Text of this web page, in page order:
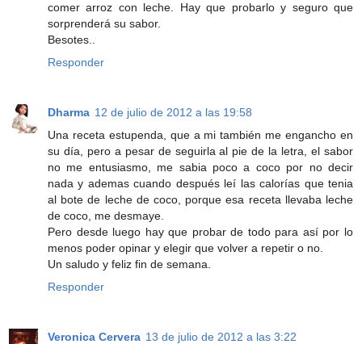
comer arroz con leche. Hay que probarlo y seguro que
sorprenderá su sabor.
Besotes..
Responder
Dharma 12 de julio de 2012 a las 19:58
Una receta estupenda, que a mi también me engancho en
su día, pero a pesar de seguirla al pie de la letra, el sabor
no me entusiasmo, me sabia poco a coco por no decir
nada y ademas cuando después leí las calorías que tenia
al bote de leche de coco, porque esa receta llevaba leche
de coco, me desmaye.
Pero desde luego hay que probar de todo para así por lo
menos poder opinar y elegir que volver a repetir o no.
Un saludo y feliz fin de semana.
Responder
Veronica Cervera 13 de julio de 2012 a las 3:22